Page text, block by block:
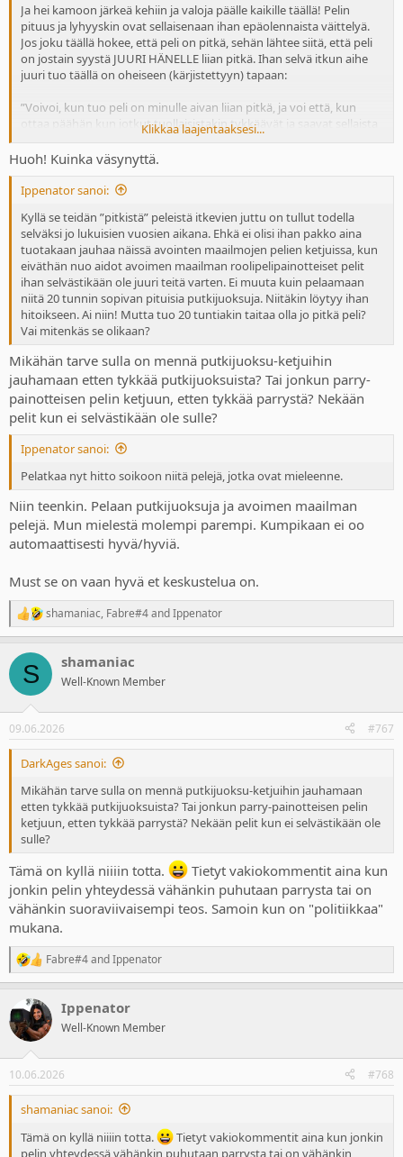
Ja hei kamoon järkeä kehiin ja valoja päälle kaikille täällä! Pelin
pituus ja lyhyyskin ovat sellaisenaan ihan epäolennaista väittelyä.
Jos joku täällä hokee, että peli on pitkä, sehän lähtee siitä, että peli
on jostain syystä JUURI HÄNELLE liian pitkä. Ihan selvä itkun aihe
juuri tuo täällä on oheiseen (kärjistettyyn) tapaan:
”Voivoi, kun tuo peli on minulle aivan liian pitkä, ja voi että, kun
ottaa päähän kun jotkut tuollaisistakin tykkäävät ja saavat sellaista
pelattavaksi mistä ihan tosissaan tykkäävät, mutta kun minä en
sitten yhtään tykkää, niin ei noita saisi ollenkaan tuollaisia pelejä
tehdä! Olisivatpa vaan kaikki pelit niitä juuri MINUN MIELESTÄNI
sopivan pitkiä pelejä, niin olisipa maailma juuri MINULLE parempi
Klikkaa laajentaaksesi...
Huoh! Kuinka väsynyttä.
Ippenator sanoi:
Kyllä se teidän ”pitkistä” peleistä itkevien juttu on tullut todella
selväksi jo lukuisien vuosien aikana. Ehkä ei olisi ihan pakko aina
tuotakaan jauhaa näissä avointen maailmojen pelien ketjuissa, kun
eiväthän nuo aidot avoimen maailman roolipelipainotteiset pelit
ihan selvästikään ole juuri teitä varten. Ei muuta kuin pelaamaan
niitä 20 tunnin sopivan pituisia putkijuoksuja. Niitäkin löytyy ihan
hitoikseen. Ai niin! Mutta tuo 20 tuntiakin taitaa olla jo pitkä peli?
Vai mitenkäs se olikaan?
Mikähän tarve sulla on mennä putkijuoksu-ketjuihin
jauhamaan etten tykkää putkijuoksuista? Tai jonkun parry-
painotteisen pelin ketjuun, etten tykkää parrystä? Nekään
pelit kun ei selvästikään ole sulle?
Ippenator sanoi:
Pelatkaa nyt hitto soikoon niitä pelejä, jotka ovat mieleenne.
Niin teenkin. Pelaan putkijuoksuja ja avoimen maailman
pelejä. Mun mielestä molempi parempi. Kumpikaan ei oo
automaattisesti hyvä/hyviä.
Must se on vaan hyvä et keskustelua on.
R
e
c
i
s
:
shamaniac, Fabre#4andIppenator
S shamaniac
Well-Known Member
09.06.2026 #767
DarkAges sanoi:
Mikähän tarve sulla on mennä putkijuoksu-ketjuihin jauhamaan
etten tykkää putkijuoksuista? Tai jonkun parry-painotteisen pelin
ketjuun, etten tykkää parrystä? Nekään pelit kun ei selvästikään ole
sulle?
Tämä on kyllä niiiin totta.
Tietyt vakiokommentit aina kun
jonkin pelin yhteydessä vähänkin puhutaan parrysta tai on
vähänkin suoraviivaisempi teos. Samoin kun on "politiikkaa"
mukana.
R
e
c
t
i
s
:
Fabre#4andIppenator
Ippenator
Well-Known Member
10.06.2026 #768
shamaniac sanoi:
Tämä on kyllä niiiin totta.
Tietyt vakiokommentit aina kun jonkin
pelin yhteydessä vähänkin puhutaan parrysta tai on vähänkin